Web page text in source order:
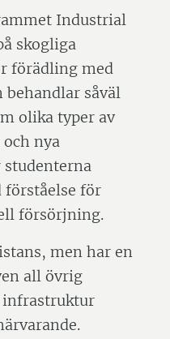
Industrial
skogliga
förädling med
behandlar såväl
olika typer av
nya
förståelse för
försörjning.
men har en
all övrig
infrastruktur